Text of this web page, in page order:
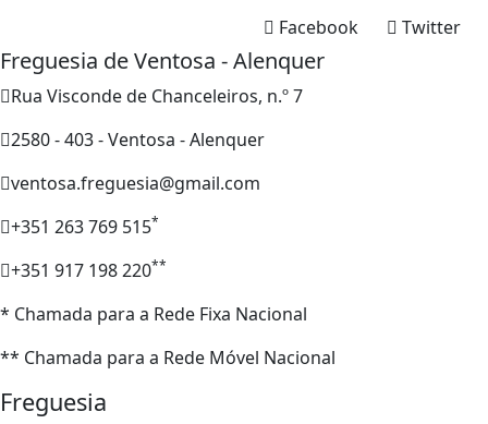
Twitter
Facebook
Freguesia de Ventosa - Alenquer
Rua Visconde de Chanceleiros, n.º 7
2580 - 403 - Ventosa - Alenquer
ventosa.freguesia@gmail.com
+351 263 769 515*
+351 917 198 220**
* Chamada para a Rede Fixa Nacional
** Chamada para a Rede Móvel Nacional
Freguesia